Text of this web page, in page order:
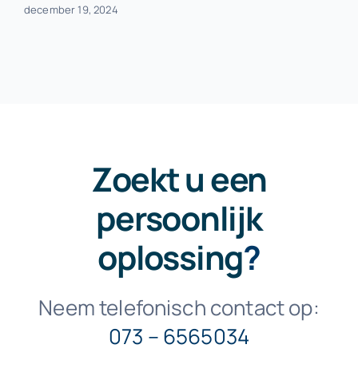
december 19, 2024
Zoekt u een
persoonlijk
oplossing?
Neem telefonisch contact op:
073 – 6565034